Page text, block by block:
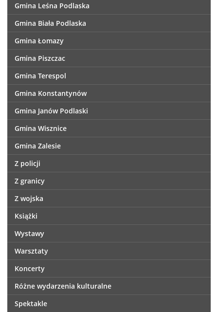
Gmina Leśna Podlaska
Gmina Biała Podlaska
Gmina Łomazy
Gmina Piszczac
Gmina Terespol
Gmina Konstantynów
Gmina Janów Podlaski
Gmina Wisznice
Gmina Zalesie
Z policji
Z granicy
Z wojska
Książki
Wystawy
Warsztaty
Koncerty
Różne wydarzenia kulturalne
Spektakle